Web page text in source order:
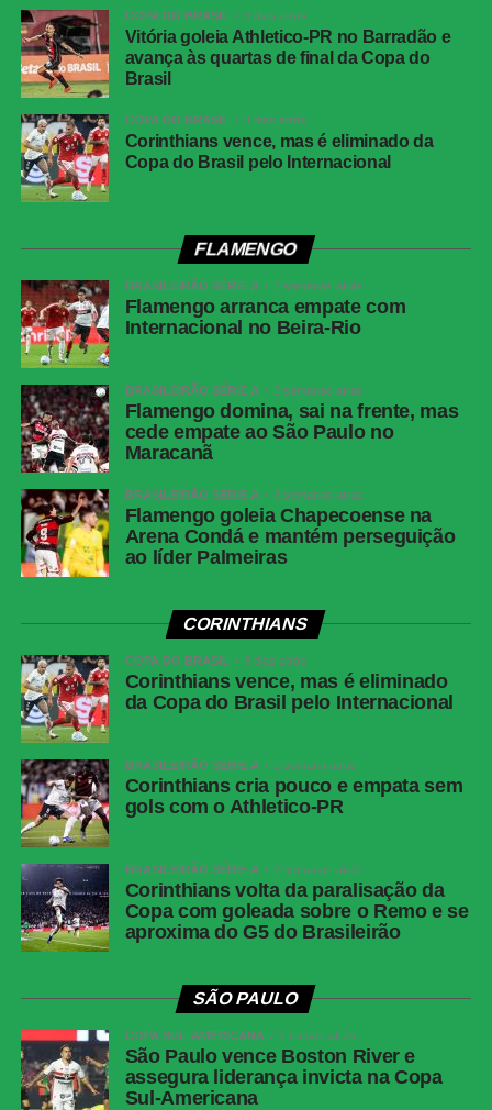
COPA DO BRASIL 3 dias atrás
Vitória goleia Athletico-PR no Barradão e
avança às quartas de final da Copa do
Brasil
COPA DO BRASIL 3 dias atrás
Corinthians vence, mas é eliminado da
Copa do Brasil pelo Internacional
FLAMENGO
BRASILEIRÃO SÉRIE A 2 semanas atrás
Flamengo arranca empate com
Internacional no Beira-Rio
BRASILEIRÃO SÉRIE A 2 semanas atrás
Flamengo domina, sai na frente, mas
cede empate ao São Paulo no
Maracanã
BRASILEIRÃO SÉRIE A 3 semanas atrás
Flamengo goleia Chapecoense na
Arena Condá e mantém perseguição
ao líder Palmeiras
CORINTHIANS
COPA DO BRASIL 3 dias atrás
Corinthians vence, mas é eliminado
da Copa do Brasil pelo Internacional
BRASILEIRÃO SÉRIE A 1 semana atrás
Corinthians cria pouco e empata sem
gols com o Athletico-PR
BRASILEIRÃO SÉRIE A 2 semanas atrás
Corinthians volta da paralisação da
Copa com goleada sobre o Remo e se
aproxima do G5 do Brasileirão
SÃO PAULO
COPA SUL-AMERICANA 2 meses atrás
São Paulo vence Boston River e
assegura liderança invicta na Copa
Sul-Americana